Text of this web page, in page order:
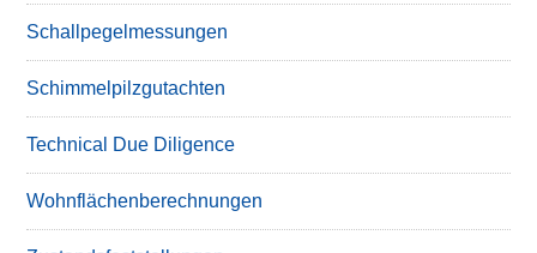
Schallpegelmessungen
Schimmelpilzgutachten
Technical Due Diligence
Wohnflächenberechnungen